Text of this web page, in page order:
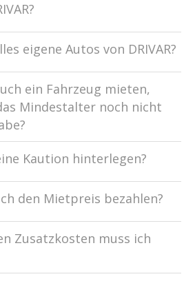
eigene Autos von DRIVAR?
ein Fahrzeug mieten,
Mindestalter noch nicht
Kaution hinterlegen?
den Mietpreis bezahlen?
Zusatzkosten muss ich